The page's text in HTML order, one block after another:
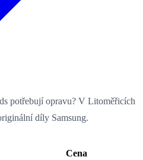
potřebují opravu? V Litoměřicích
díly Samsung.
Cena